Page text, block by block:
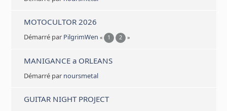
MOTOCULTOR 2026
Démarré par PilgrimWen « 1 2 »
MANIGANCE a ORLEANS
Démarré par noursmetal
GUITAR NIGHT PROJECT